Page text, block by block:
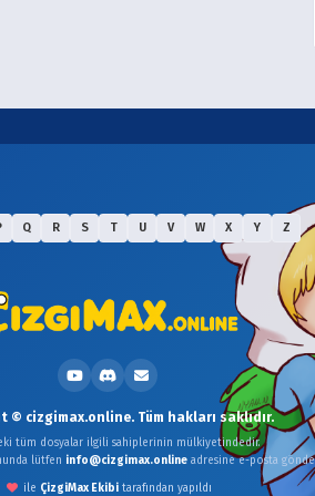
Q R S T U V W X Y Z
© cizgimax.online. Tüm hakları saklıdır.
tüm dosyalar ilgili sahiplerinin mülkiyetindedir.
lütfen info@cizgimax.onlineadresine e-posta
ile ÇizgiMax Ekibitarafından yapıldı